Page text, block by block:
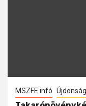
MSZFE infó